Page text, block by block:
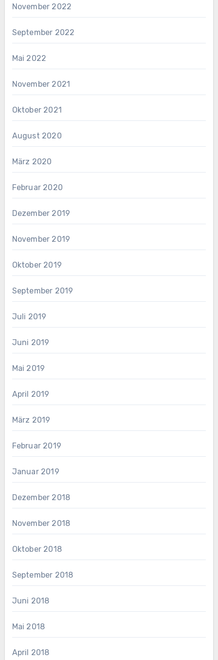
November 2022
September 2022
Mai 2022
November 2021
Oktober 2021
August 2020
März 2020
Februar 2020
Dezember 2019
November 2019
Oktober 2019
September 2019
Juli 2019
Juni 2019
Mai 2019
April 2019
März 2019
Februar 2019
Januar 2019
Dezember 2018
November 2018
Oktober 2018
September 2018
Juni 2018
Mai 2018
April 2018